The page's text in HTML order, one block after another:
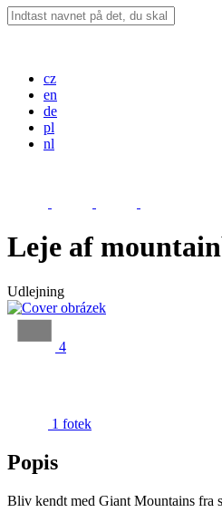
cz
en
de
pl
nl
Leje af
Udlejning
4
1 fotek
Popis
Bliv kendt med Giant Mountains fra